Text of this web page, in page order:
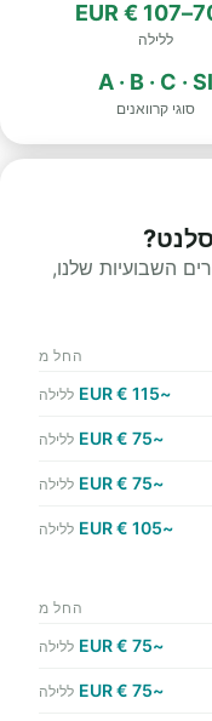
ללילה
A · B · C · SI
סוגי קרוואנים
השבועיות שלנו,
החל מ
~115 € EUR ללילה
~75 € EUR ללילה
~75 € EUR ללילה
~105 € EUR ללילה
החל מ
~75 € EUR ללילה
~75 € EUR ללילה